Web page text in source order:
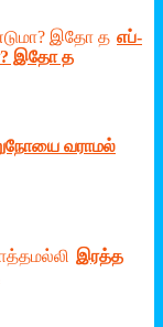
எப்­
இதோ த
வராமல்
இரத்த